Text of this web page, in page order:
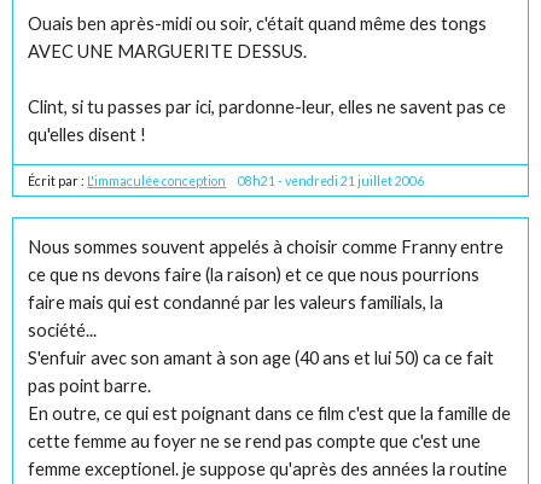
Ouais ben après-midi ou soir, c'était quand même des tongs
AVEC UNE MARGUERITE DESSUS.
Clint, si tu passes par ici, pardonne-leur, elles ne savent pas ce
qu'elles disent !
Écrit par : L'immaculée conception 08h21 -vendredi 21 juillet 2006
Nous sommes souvent appelés à choisir comme Franny entre
ce que ns devons faire (la raison) et ce que nous pourrions
faire mais qui est condanné par les valeurs familials, la
société...
S'enfuir avec son amant à son age (40 ans et lui 50) ca ce fait
pas point barre.
En outre, ce qui est poignant dans ce film c'est que la famille de
cette femme au foyer ne se rend pas compte que c'est une
femme exceptionel. je suppose qu'après des années la routine